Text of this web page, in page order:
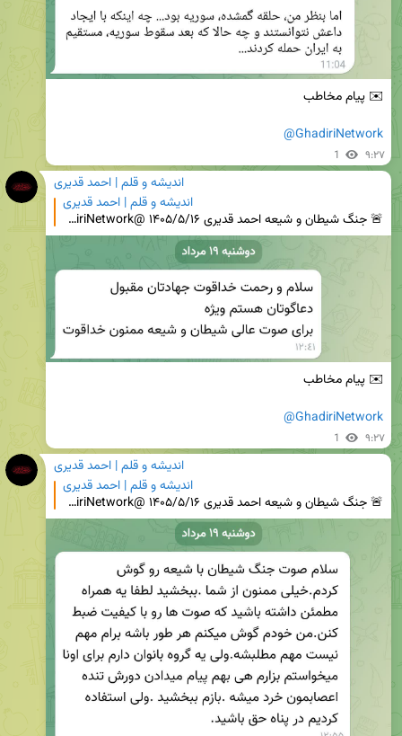
@GhadiriNetwork
1 ۹:۲۷
اندیشه و قلم | احمد قدیری
اندیشه و قلم | احمد قدیری
🚨 جنگ شیطان و شیعه احمد قدیری ۱۴۰۵/۵/۱۶ @GhadiriNetwork
@GhadiriNetwork
1 ۹:۲۷
اندیشه و قلم | احمد قدیری
اندیشه و قلم | احمد قدیری
🚨 جنگ شیطان و شیعه احمد قدیری ۱۴۰۵/۵/۱۶ @GhadiriNetwork